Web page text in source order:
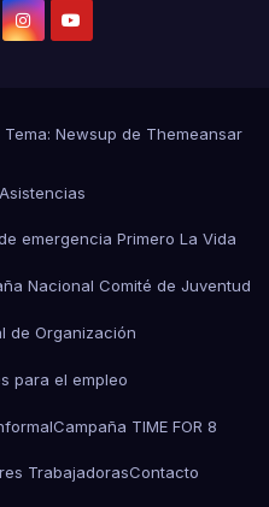
Tema: Newsup de Themeansar
Asistencias
emergencia Primero La Vida
Nacional Comité de Juventud
de Organización
para el empleo
Campaña TIME FOR 8
TrabajadorasContacto